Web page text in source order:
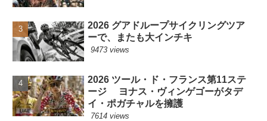
2026 グアドループサイクリングツア
ーで、またも大インチキ
9473 views
2026 ツール・ド・フランス第11ステ
ージ ヨナス・ヴィンゲゴーがタデ
イ・ポガチャルを擁護
7614 views